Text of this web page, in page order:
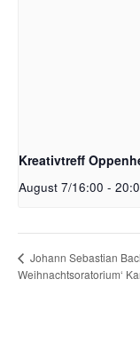
Kreativtreff
August 7/16:00 -
Johann Sebastian
Weihnachtsoratorium‘